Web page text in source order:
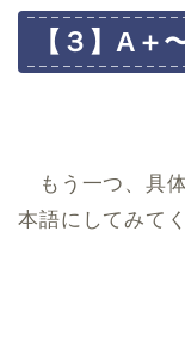
【３】A＋
もう一つ、具
本語にしてみて